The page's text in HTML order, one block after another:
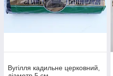
Вугілля кадильне церковний,